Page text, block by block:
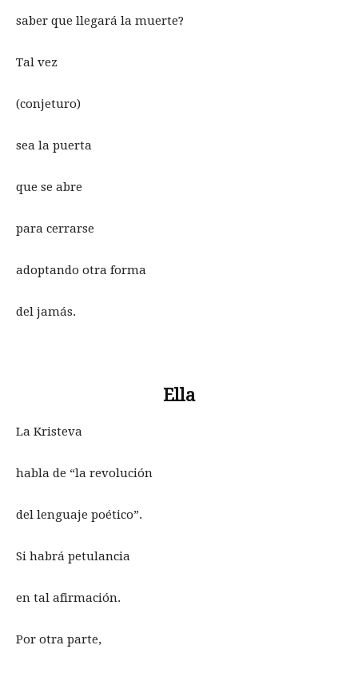
saber que llegará la muerte?
Tal vez
(conjeturo)
sea la puerta
que se abre
para cerrarse
adoptando otra forma
del jamás.
Ella
La Kristeva
habla de “la revolución
del lenguaje poético”.
Si habrá petulancia
en tal afirmación.
Por otra parte,